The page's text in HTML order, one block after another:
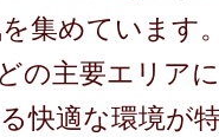
集めています
の主要エリア
快適な環境が